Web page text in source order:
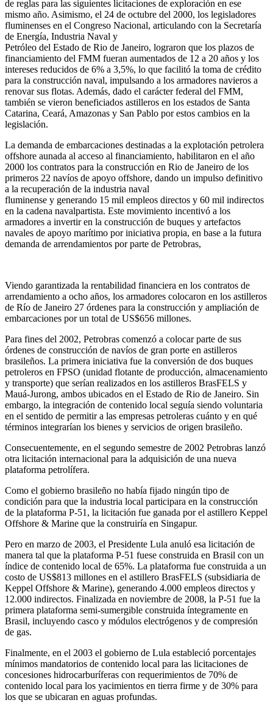
de reglas para las siguientes licitaciones de exploración en ese
mismo año. Asimismo, el 24 de octubre del 2000, los legisladores
fluminenses en el Congreso Nacional, articulando con la Secretaría
de Energía, Industria Naval y
Petróleo del Estado de Rio de Janeiro, lograron que los plazos de
financiamiento del FMM fueran aumentados de 12 a 20 años y los
intereses reducidos de 6% a 3,5%, lo que facilitó la toma de crédito
para la construcción naval, impulsando a los armadores navieros a
renovar sus flotas. Además, dado el carácter federal del FMM,
también se vieron beneficiados astilleros en los estados de Santa
Catarina, Ceará, Amazonas y San Pablo por estos cambios en la
legislación.
La demanda de embarcaciones destinadas a la explotación petrolera
offshore aunada al acceso al financiamiento, habilitaron en el año
2000 los contratos para la construcción en Rio de Janeiro de los
primeros 22 navíos de apoyo offshore, dando un impulso definitivo
a la recuperación de la industria naval
fluminense y generando 15 mil empleos directos y 60 mil indirectos
en la cadena navalpartista. Este movimiento incentivó a los
armadores a invertir en la construcción de buques y artefactos
navales de apoyo marítimo por iniciativa propia, en base a la futura
demanda de arrendamientos por parte de Petrobras,
Viendo garantizada la rentabilidad financiera en los contratos de
arrendamiento a ocho años, los armadores colocaron en los astilleros
de Río de Janeiro 27 órdenes para la construcción y ampliación de
embarcaciones por un total de US$656 millones.
Para fines del 2002, Petrobras comenzó a colocar parte de sus
órdenes de construcción de navíos de gran porte en astilleros
brasileños. La primera iniciativa fue la conversión de dos buques
petroleros en FPSO (unidad flotante de producción, almacenamiento
y transporte) que serían realizados en los astilleros BrasFELS y
Mauá-Jurong, ambos ubicados en el Estado de Rio de Janeiro. Sin
embargo, la integración de contenido local seguía siendo voluntaria
en el sentido de permitir a las empresas petroleras cuánto y en qué
términos integrarían los bienes y servicios de origen brasileño.
Consecuentemente, en el segundo semestre de 2002 Petrobras lanzó
otra licitación internacional para la adquisición de una nueva
plataforma petrolífera.
Como el gobierno brasileño no había fijado ningún tipo de
condición para que la industria local participara en la construcción
de la plataforma P-51, la licitación fue ganada por el astillero Keppel
Offshore & Marine que la construiría en Singapur.
Pero en marzo de 2003, el Presidente Lula anuló esa licitación de
manera tal que la plataforma P-51 fuese construida en Brasil con un
índice de contenido local de 65%. La plataforma fue construida a un
costo de US$813 millones en el astillero BrasFELS (subsidiaria de
Keppel Offshore & Marine), generando 4.000 empleos directos y
12.000 indirectos. Finalizada en noviembre de 2008, la P-51 fue la
primera plataforma semi-sumergible construida íntegramente en
Brasil, incluyendo casco y módulos electrógenos y de compresión
de gas.
Finalmente, en el 2003 el gobierno de Lula estableció porcentajes
mínimos mandatorios de contenido local para las licitaciones de
concesiones hidrocarburíferas con requerimientos de 70% de
contenido local para los yacimientos en tierra firme y de 30% para
los que se ubicaran en aguas profundas.